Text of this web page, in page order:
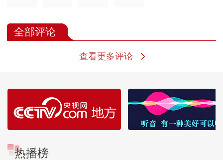
全部评论
查看更多评论
热播榜